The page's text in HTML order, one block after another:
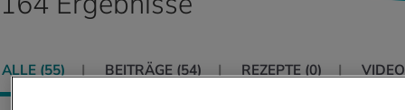
THEMEN IM BEREICH SERVICES
ALLE (55) BEITRÄGE (54) REZEPTE (0)